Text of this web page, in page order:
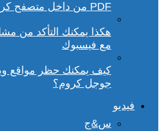
PDF من داخل متصفح كروم؟
هكذا يمكنك التأكد من
مع فيسبوك
كيف يمكنك حظر مواقع
جوجل كروم؟
فيديو
س&ج